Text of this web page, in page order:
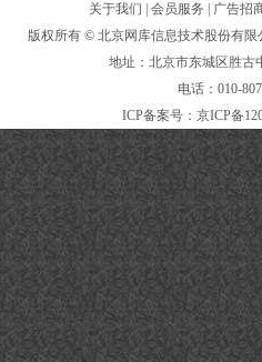
关于我们 会员服务
广告招
版权所有 © 北京网库信息技术股份有限
地址：北京市东城区胜
电话：010-
ICP备案号： 京ICP备